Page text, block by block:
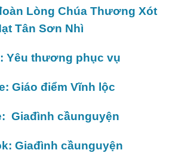
Lòng Chúa Thương Xót
Tân Sơn Nhì
Yêu thương phục vụ
Giáo điểm Vĩnh lộc
Giađình cầunguyện
Giađình cầunguyện